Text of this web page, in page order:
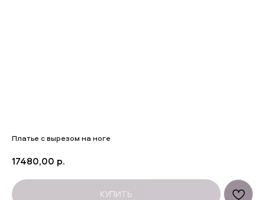
Платье с вырезом на ноге
17480,00 р.
КУПИТЬ